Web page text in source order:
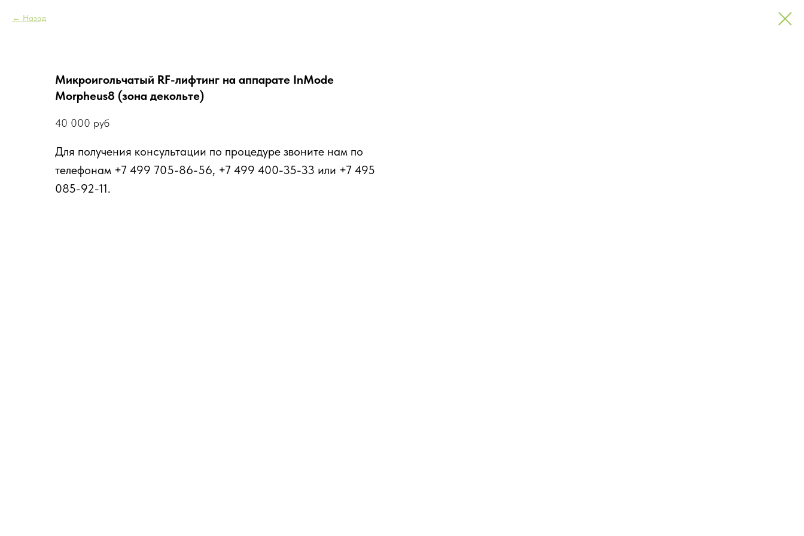
Назад
Микроигольчатый RF-лифтинг на аппарате InMode
Morpheus8 (зона декольте)
40 000 руб
Для получения консультации по процедуре звоните нам по
телефонам +7 499 705-86-56, +7 499 400-35-33 или +7 495
085-92-11.